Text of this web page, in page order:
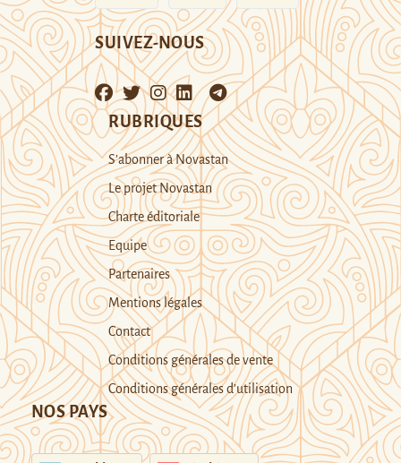
SUIVEZ-NOUS
RUBRIQUES
S’abonner à Novastan
Le projet Novastan
Charte éditoriale
Equipe
Partenaires
Mentions légales
Contact
Conditions générales de vente
Conditions générales d’utilisation
NOS PAYS